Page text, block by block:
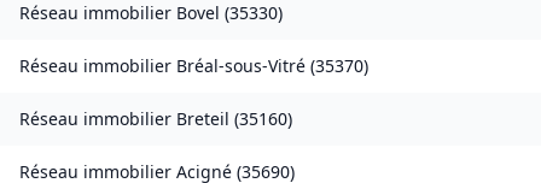
Réseau immobilier Bovel (35330)
Réseau immobilier Bréal-sous-Vitré (35370)
Réseau immobilier Breteil (35160)
Réseau immobilier Acigné (35690)